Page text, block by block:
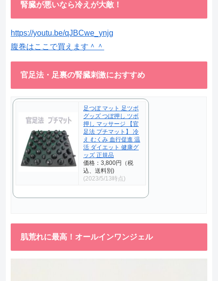
腎臓が悪いなら冷えが大敵！
https://youtu.be/qJBCwe_ynjg
腹巻はここで買えます＾＾
官足法・足裏の腎臓刺激におすすめ
足つぼ マット 足ツボ
グッズ つぼ押し ツボ
押し マッサージ 【官
足法 プチマット】 冷
え むくみ 血行促進 温
活 ダイエット 健康グ
ッズ 正規品
価格：3,800円（税
込、送料別)
(2023/5/13時点)
肌荒れに最高！オールインワンジェル